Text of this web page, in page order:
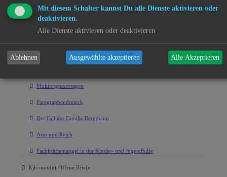
Forum
Kjh-mov(e)-Treff
Knuffel
Multiorganversagen
Paragraphendreieck
Der Fall der Familie Bergmann
Arm und Reich
Fachkräftemangel in der Kinder- und Jugendhilfe
Kjh-mov(e)-Offene Briefe
Mit diesem Schalter kannst Du alle Dienste aktivieren oder
deaktivieren.
Alle Dienste aktivieren oder deaktivieren
Ablehnen Ausgewählte akzeptieren Alle Akzeptieren